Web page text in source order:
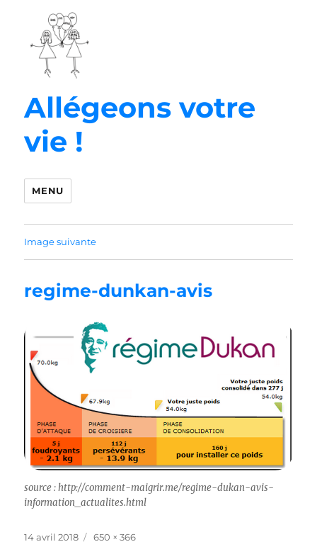
Allégeons votre
vie !
MENU
Image suivante
regime-dunkan-avis
source : http://comment-maigrir.me/regime-dukan-avis-
information_actualites.html
Publié
14 avril 2018
Taille
650 × 366